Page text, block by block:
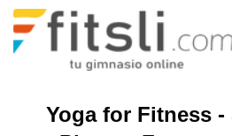
Yoga for Fitness -